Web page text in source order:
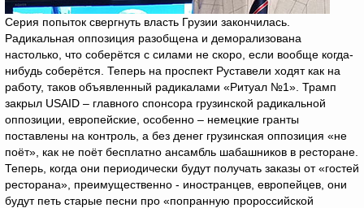
Серия попыток свергнуть власть Грузии закончилась.
Радикальная оппозиция разобщена и деморализована
настолько, что соберётся с силами не скоро, если вообще когда-
нибудь соберётся. Теперь на проспект Руставели ходят как на
работу, таков объявленный радикалами «Ритуал №1». Трамп
закрыл USAID – главного спонсора грузинской радикальной
оппозиции, европейские, особенно – немецкие гранты
поставлены на контроль, а без денег грузинская оппозиция «не
поёт», как не поёт бесплатно ансамбль шабашников в ресторане.
Теперь, когда они периодически будут получать заказы от «гостей
ресторана», преимущественно - иностранцев, европейцев, они
будут петь старые песни про «попранную пророссийской